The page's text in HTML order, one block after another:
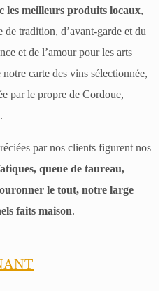
les meilleurs produits locaux,
tradition, d’avant-garde et du
et de l’amour pour les arts
carte des vins sélectionnée,
par le propre de Cordoue,
par nos clients figurent nos
queue de taureau,
le tout, notre large
faits maison.